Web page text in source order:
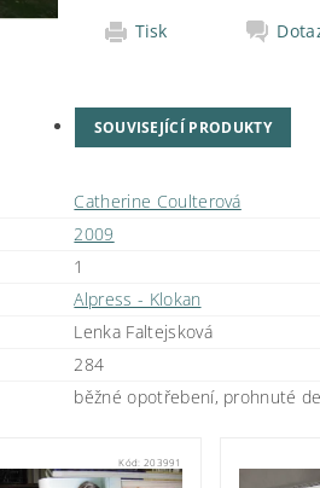
Tisk
SOUVISEJÍCÍ PRODUKTY
Catherine Coulterová
2009
1
Alpress - Klokan
Lenka Faltejsková
284
běžné opotřebení, prohnuté
Kód: 203991